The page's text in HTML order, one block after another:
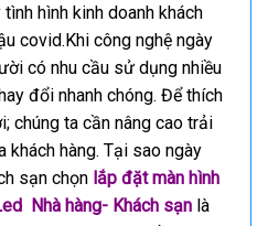
hình kinh doanh khách
covid.Khi công nghệ ngày
có nhu cầu sử dụng nhiều
đổi nhanh chóng. Để thích
chúng ta cần nâng cao trải
khách hàng. Tại sao ngày
sạn chọn lắp đặt màn hình
Nhà hàng- Khách sạn là